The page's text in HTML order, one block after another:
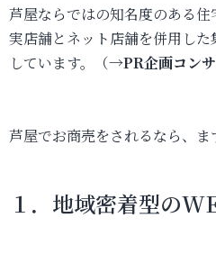
芦屋ならではの知名度のある
実店舗とネット店舗を併用し
しています。（→PR企画コン
芦屋でお商売をされるなら、
１． 地域密着型の